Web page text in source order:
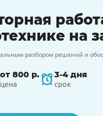
на
разбором решений и
от 800 р.
цена
3-4 дня
срок